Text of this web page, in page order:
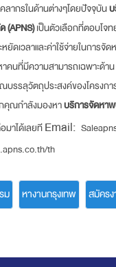
ากรในด้านต่างๆโดยปัจจุบัน
(APNS)เป็นตัวเลือกที่ตอบโจ
ดเวลาและค่าใช้จ่ายในการจั
คนที่มีความสามารถเฉพาะด้า
บรรลุวัตถุประสงค์ของโครงกา
คุณกำลังมองหาบริการจัดหา
มาได้เลยทีEmail:
th
ม หางานกรุงเทพ สมัคร